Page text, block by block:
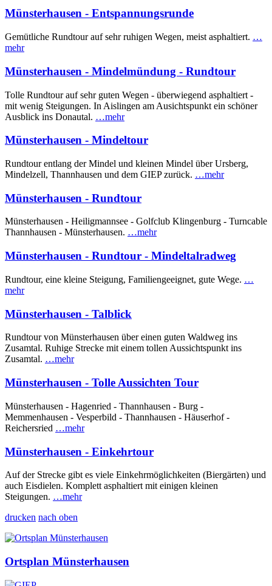
Münsterhausen - Entspannungsrunde
Gemütliche Rundtour auf sehr ruhigen Wegen, meist asphaltiert. …
mehr
Münsterhausen - Mindelmündung - Rundtour
Tolle Rundtour auf sehr guten Wegen - überwiegend asphaltiert -
mit wenig Steigungen. In Aislingen am Ausichtspunkt ein schöner
Ausblick ins Donautal. …mehr
Münsterhausen - Mindeltour
Rundtour entlang der Mindel und kleinen Mindel über Ursberg,
Mindelzell, Thannhausen und dem GIEP zurück. …mehr
Münsterhausen - Rundtour
Münsterhausen - Heiligmannsee - Golfclub Klingenburg - Turncable
Thannhausen - Münsterhausen. …mehr
Münsterhausen - Rundtour - Mindeltalradweg
Rundtour, eine kleine Steigung, Familiengeeignet, gute Wege. …
mehr
Münsterhausen - Talblick
Rundtour von Münsterhausen über einen guten Waldweg ins
Zusamtal. Ruhige Strecke mit einem tollen Aussichtspunkt ins
Zusamtal. …mehr
Münsterhausen - Tolle Aussichten Tour
Münsterhausen - Hagenried - Thannhausen - Burg -
Memmenhausen - Vesperbild - Thannhausen - Häuserhof -
Reichersried …mehr
Münsterhausen - Einkehrtour
Auf der Strecke gibt es viele Einkehrmöglichkeiten (Biergärten) und
auch Eisdielen. Komplett asphaltiert mit einigen kleinen
Steigungen. …mehr
drucken nach oben
Ortsplan Münsterhausen